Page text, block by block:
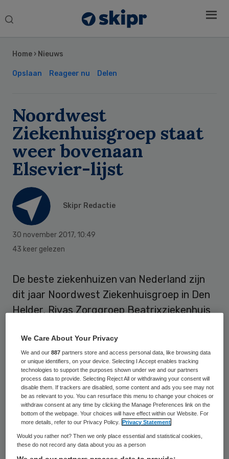
Search
Home › Nieuws
Opslaan Reageer nu Delen
Noordwest
Ziekenhuisgroep staat
weer bovenaan
Elsevier-lijst
Skipr Redactie
30 november 2017, 10:49
43 keer gelezen
De beste ziekenhuizen van Nederland zijn
dit jaar Noordwest Ziekenhuisgroep in Den
Helder, Rivas Zorggroep Beatrixziekenhuis
Beatrix in Winterswijk. Dit blijkt uit het
jaarlijkse onderzoek van het weekblad
Elsevier, met ondersteuning van bureau
SiRM te Utrecht, gespecialiseerd in
gezondheidszorg en gereguleerde
marktwerking.
Elsevierbeoordeelt de ziekenhuizen ook dit
Sidebar
We Care About Your Privacy
We and our887 partners store and access personal data, like browsing data
or unique identifiers, on your device. Selecting I Accept enables tracking
technologies to support the purposes shown under we and our partners
process data to provide. Selecting Reject All or withdrawing your consent will
disable them. If trackers are disabled, some content and ads you see may not
be as relevant to you. You can resurface this menu to change your choices or
withdraw consent at any time by clicking the Manage Preferences link on the
bottom of the webpage. Your choices will have effect within our Website. For
more details, refer to our Privacy Policy.
Privacy Statement
Would you rather not? Then we only place essential and statistical cookies,
these do not record any data about you as a person